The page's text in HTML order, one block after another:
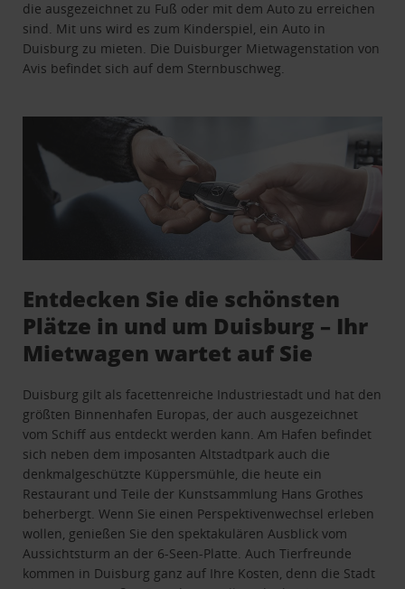
die ausgezeichnet zu Fuß oder mit dem Auto zu erreichen
sind. Mit uns wird es zum Kinderspiel, ein Auto in
Duisburg zu mieten. Die Duisburger Mietwagenstation von
Avis befindet sich auf dem Sternbuschweg.
Entdecken Sie die schönsten
Plätze in und um Duisburg – Ihr
Mietwagen wartet auf Sie
Duisburg gilt als facettenreiche Industriestadt und hat den
größten Binnenhafen Europas, der auch ausgezeichnet
vom Schiff aus entdeckt werden kann. Am Hafen befindet
sich neben dem imposanten Altstadtpark auch die
denkmalgeschützte Küppersmühle, die heute ein
Restaurant und Teile der Kunstsammlung Hans Grothes
beherbergt. Wenn Sie einen Perspektivenwechsel erleben
wollen, genießen Sie den spektakulären Ausblick vom
Aussichtsturm an der 6-Seen-Platte. Auch Tierfreunde
kommen in Duisburg ganz auf Ihre Kosten, denn die Stadt